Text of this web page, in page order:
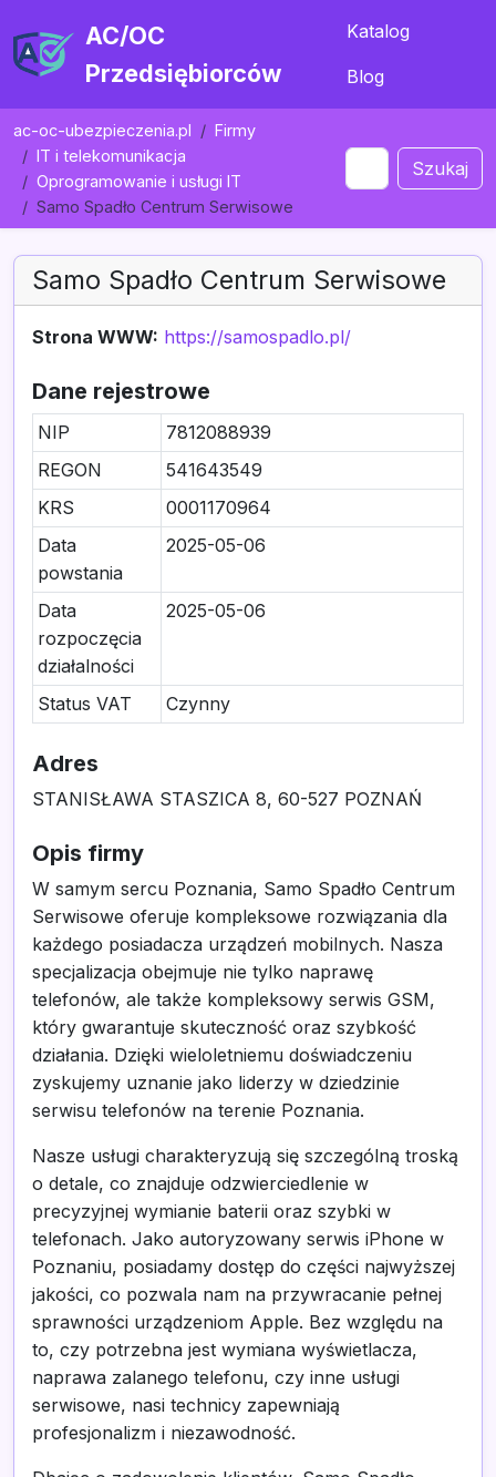
AC/OC
Przedsiębiorców
Katalog
Blog
ac-oc-ubezpieczenia.pl
Firmy
IT i telekomunikacja
Oprogramowanie i usługi IT
Samo Spadło Centrum Serwisowe
Szukaj
Samo Spadło Centrum Serwisowe
Strona WWW: https://samospadlo.pl/
Dane rejestrowe
NIP
7812088939
REGON
541643549
KRS
0001170964
Data
powstania
2025-05-06
Data
rozpoczęcia
działalności
2025-05-06
Status VAT Czynny
Adres
STANISŁAWA STASZICA 8, 60-527 POZNAŃ
Opis firmy
W samym sercu Poznania, Samo Spadło Centrum
Serwisowe oferuje kompleksowe rozwiązania dla
każdego posiadacza urządzeń mobilnych. Nasza
specjalizacja obejmuje nie tylko naprawę
telefonów, ale także kompleksowy serwis GSM,
który gwarantuje skuteczność oraz szybkość
działania. Dzięki wieloletniemu doświadczeniu
zyskujemy uznanie jako liderzy w dziedzinie
serwisu telefonów na terenie Poznania.
Nasze usługi charakteryzują się szczególną troską
o detale, co znajduje odzwierciedlenie w
precyzyjnej wymianie baterii oraz szybki w
telefonach. Jako autoryzowany serwis iPhone w
Poznaniu, posiadamy dostęp do części najwyższej
jakości, co pozwala nam na przywracanie pełnej
sprawności urządzeniom Apple. Bez względu na
to, czy potrzebna jest wymiana wyświetlacza,
naprawa zalanego telefonu, czy inne usługi
serwisowe, nasi technicy zapewniają
profesjonalizm i niezawodność.